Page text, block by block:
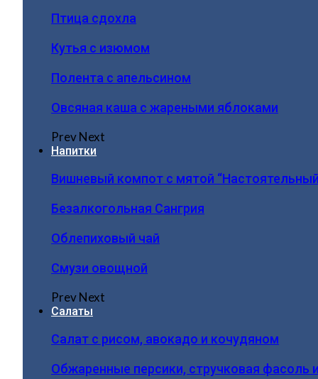
Птица сдохла
Кутья с изюмом
Полента с апельсином
Овсяная каша с жареными яблоками
PrevNext
Напитки
Вишневый компот с мятой
Безалкогольная Сангрия
Облепиховый чай
Смузи овощной
PrevNext
Салаты
Салат с рисом, авокадо и кочудяном
Обжаренные персики, стручковая фасоль